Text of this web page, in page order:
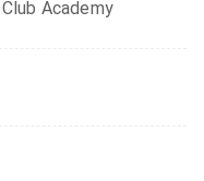
Academy